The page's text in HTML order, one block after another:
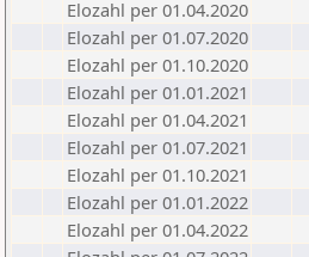
Elozahl per 01.04.2020
Elozahl per 01.07.2020
Elozahl per 01.10.2020
Elozahl per 01.01.2021
Elozahl per 01.04.2021
Elozahl per 01.07.2021
Elozahl per 01.10.2021
Elozahl per 01.01.2022
Elozahl per 01.04.2022